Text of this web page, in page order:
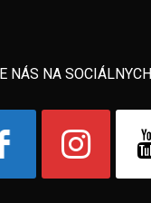
NÁS NA